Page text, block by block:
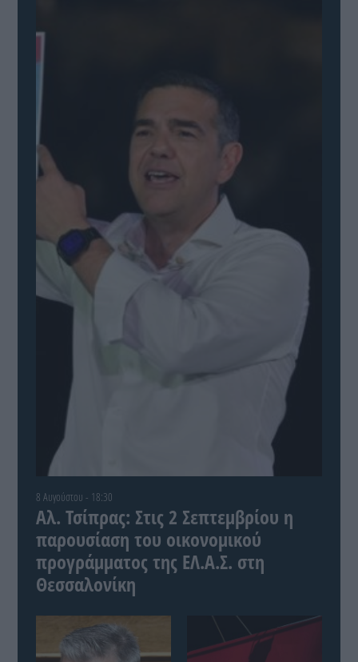
8 Αυγούστου - 18:30
Αλ. Τσίπρας: Στις 2 Σεπτεμβρίου η
παρουσίαση του οικονομικού
προγράμματος της ΕΛ.Α.Σ. στη
Θεσσαλονίκη